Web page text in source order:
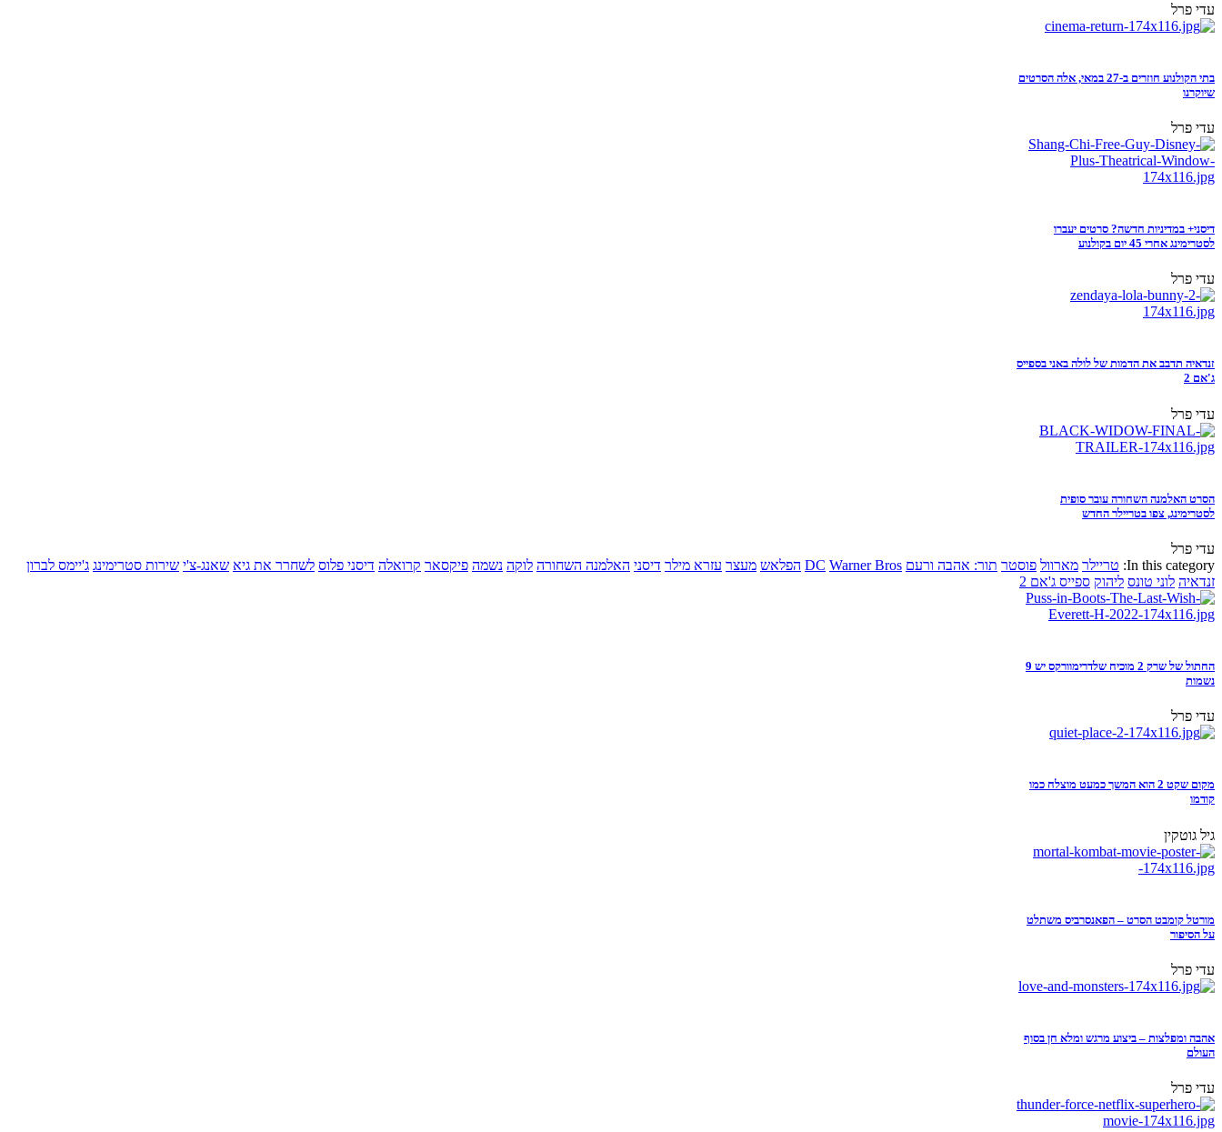
עדי פרל
בתי הקולנוע חוזרים ב-27 במאי, אלה הסרטים
שיוקרנו
עדי פרל
דיסני+ במדיניות חדשה? סרטים יעברו
לסטרימינג אחרי 45 יום בקולנוע
עדי פרל
זנדאיה תדבב את הדמות של לולה באני בספייס
ג'אם 2
עדי פרל
הסרט האלמנה השחורה עובר סופית
לסטרימינג, צפו בטריילר החדש
עדי פרל
In this category: טריילר מארוול פוסטר תור: אהבה ורעם DC Warner Bros הפלאש מעצר עזרא מילר דיסני האלמנה השחורה לוקה נשמה פיקסאר קרואלה דיסני פלוס לשחרר את גיא שאנג-צ'י שירות סטרימינג ג'יימס לברון
זנדאיה לוני טונס ליהוק ספייס ג'אם 2
החתול של שרק 2 מוכיח שלדרימוורקס יש 9
נשמות
עדי פרל
מקום שקט 2 הוא המשך כמעט מוצלח כמו
קודמו
גיל גוטקין
מורטל קומבט הסרט – הפאנסרביס משתלט
על הסיפור
עדי פרל
אהבה ומפלצות – ביצוע מרגש ומלא חן בסוף
העולם
עדי פרל